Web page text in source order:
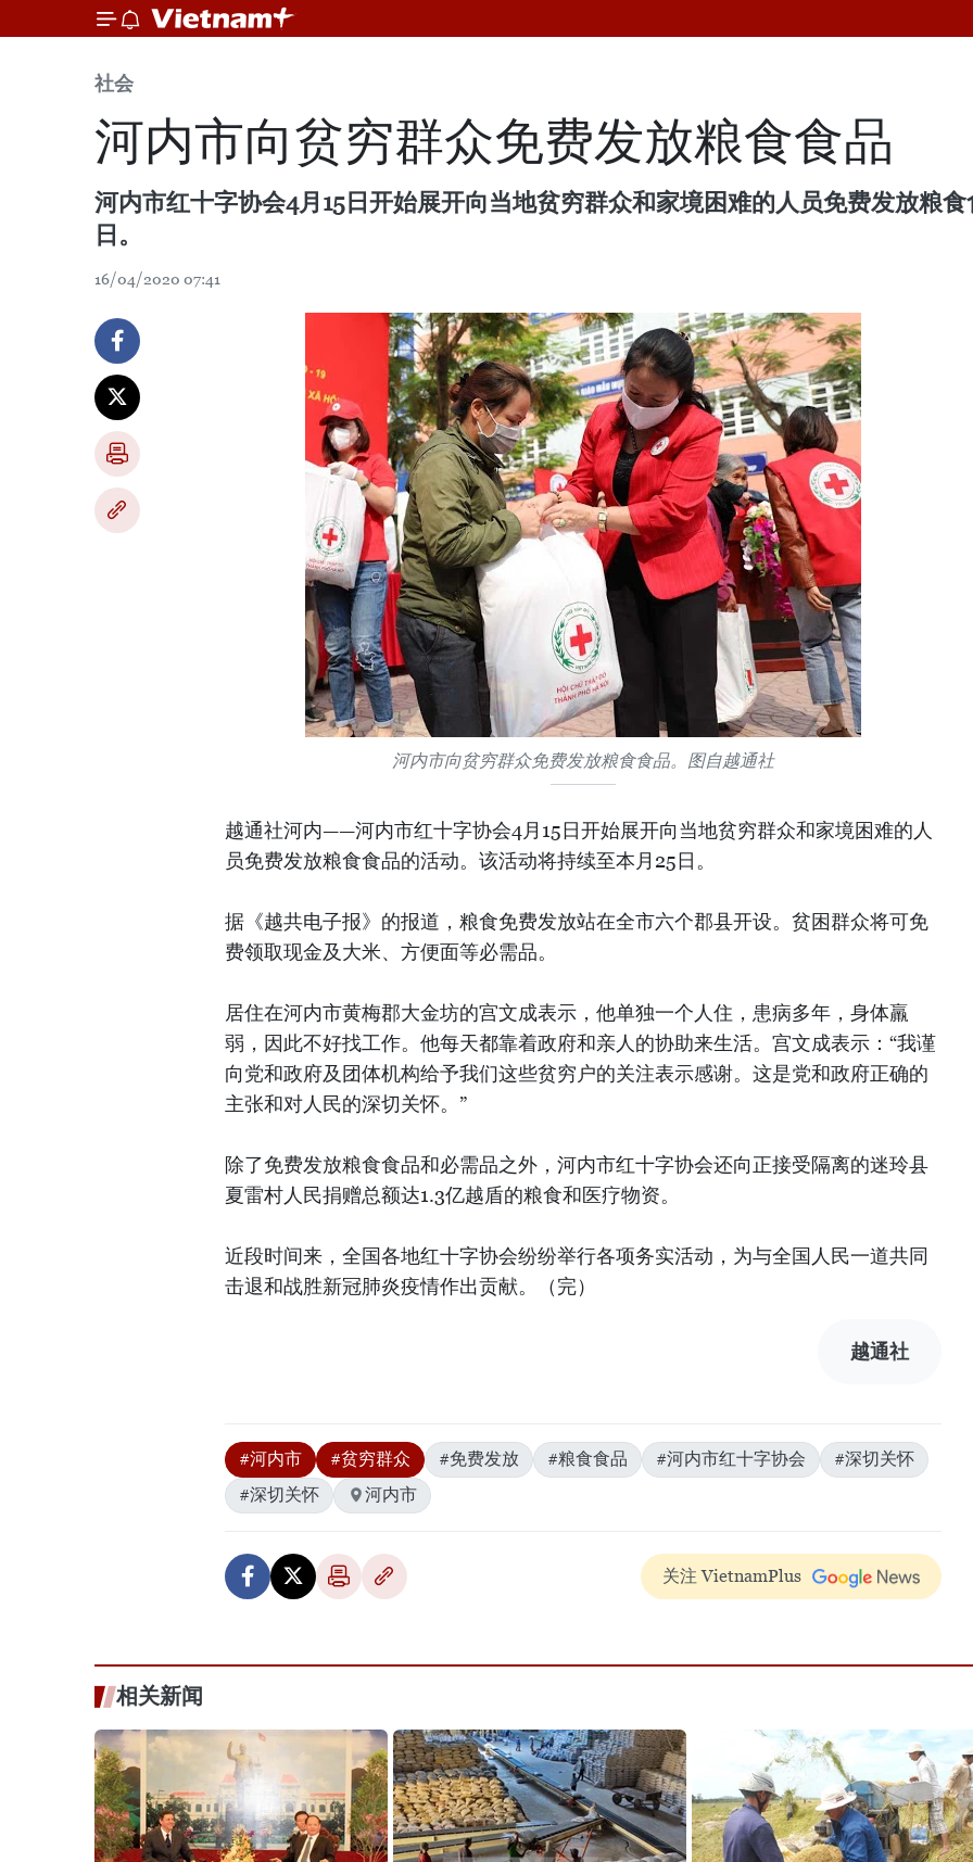
社会
河内市向贫穷群众免费发放粮食食品
河内市红十字协会4月15日开始展开向当地贫穷群众和家境困难的人员免费发放粮
日。
16/04/2020 07:41
河内市向贫穷群众免费发放粮食食品。图自越通社
越通社河内——河内市红十字协会4月15日开始展开向当地贫穷群众和家境困难的人
员免费发放粮食食品的活动。该活动将持续至本月25日。
据《越共电子报》的报道，粮食免费发放站在全市六个郡县开设。贫困群众将可免
费领取现金及大米、方便面等必需品。
居住在河内市黄梅郡大金坊的宫文成表示，他单独一个人住，患病多年，身体羸
弱，因此不好找工作。他每天都靠着政府和亲人的协助来生活。宫文成表示：“我谨
向党和政府及团体机构给予我们这些贫穷户的关注表示感谢。这是党和政府正确的
主张和对人民的深切关怀。”
除了免费发放粮食食品和必需品之外，河内市红十字协会还向正接受隔离的迷玲县
夏雷村人民捐赠总额达1.3亿越盾的粮食和医疗物资。
近段时间来，全国各地红十字协会纷纷举行各项务实活动，为与全国人民一道共同
击退和战胜新冠肺炎疫情作出贡献。（完）
越通社
#河内市 #贫穷群众 #免费发放 #粮食食品 #河内市红十字协会
#深切关怀
#深切关怀
河内市
关注 VietnamPlus
相关新闻